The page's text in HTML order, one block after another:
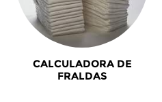
CALCULADORA DE
FRALDAS